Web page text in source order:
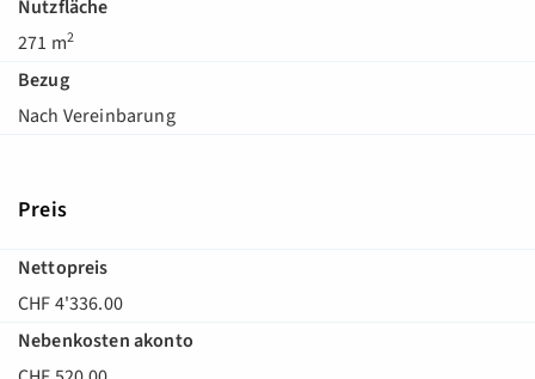
Nutzfläche
271 m2
Bezug
Nach Vereinbarung
Preis
Nettopreis
CHF 4'336.00
Nebenkosten akonto